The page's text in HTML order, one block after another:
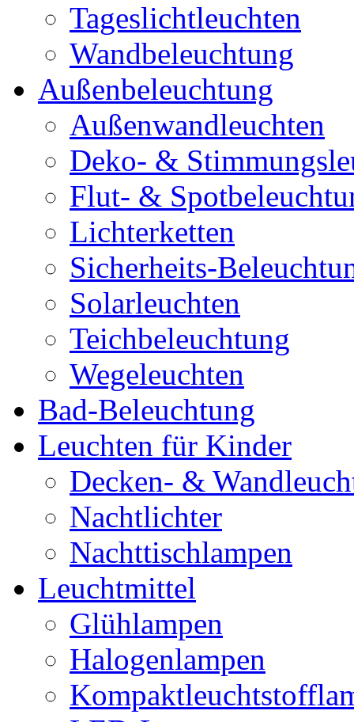
Tageslichtleuchten
Wandbeleuchtung
Außenbeleuchtung
Außenwandleuchten
Deko- &
Flut- &
Lichterketten
Sicherheits-
Solarleuchten
Teichbeleuchtung
Wegeleuchten
Bad-Beleuchtung
Leuchten für Kinder
Decken- &
Nachtlichter
Nachttischlampen
Leuchtmittel
Glühlampen
Halogenlampen